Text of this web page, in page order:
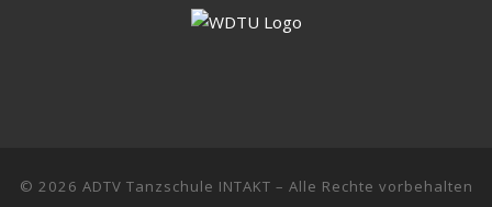
© 2026 ADTV Tanzschule INTAKT – Alle Rechte vorbehalten